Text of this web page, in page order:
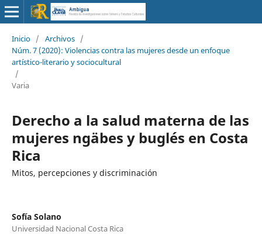
Inicio / Archivos /
Núm. 7 (2020): Violencias contra las mujeres desde un enfoque
artístico-literario y sociocultural
/
Varia
Derecho a la salud materna de las
mujeres ngäbes y buglés en Costa
Rica
Mitos, percepciones y discriminación
Sofía Solano
Universidad Nacional Costa Rica